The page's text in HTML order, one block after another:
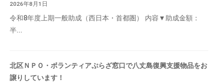
2026年8月1日
令和8年度上期一般助成（西日本・首都圏） 内容▼助成金額：
半...
北区ＮＰＯ・ボランティアぷらざ窓口で八丈島復興支援物品をお
譲りしています！